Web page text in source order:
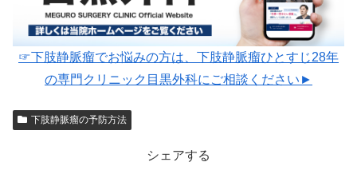
☞下肢静脈瘤でお悩みの方は、下肢静脈瘤ひとすじ28年
の専門クリニック目黒外科にご相談ください►
下肢静脈瘤の予防方法
シェアする